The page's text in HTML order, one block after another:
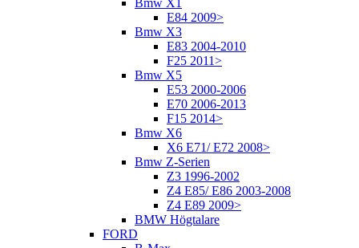
E84 2009>
Bmw X3
E83 2004-2010
F25 2011>
Bmw X5
E53 2000-2006
E70 2006-2013
F15 2014>
Bmw X6
X6 E71/ E72 2008>
Bmw Z-Serien
Z3 1996-2002
Z4 E85/ E86 2003-2008
Z4 E89 2009>
BMW Högtalare
FORD